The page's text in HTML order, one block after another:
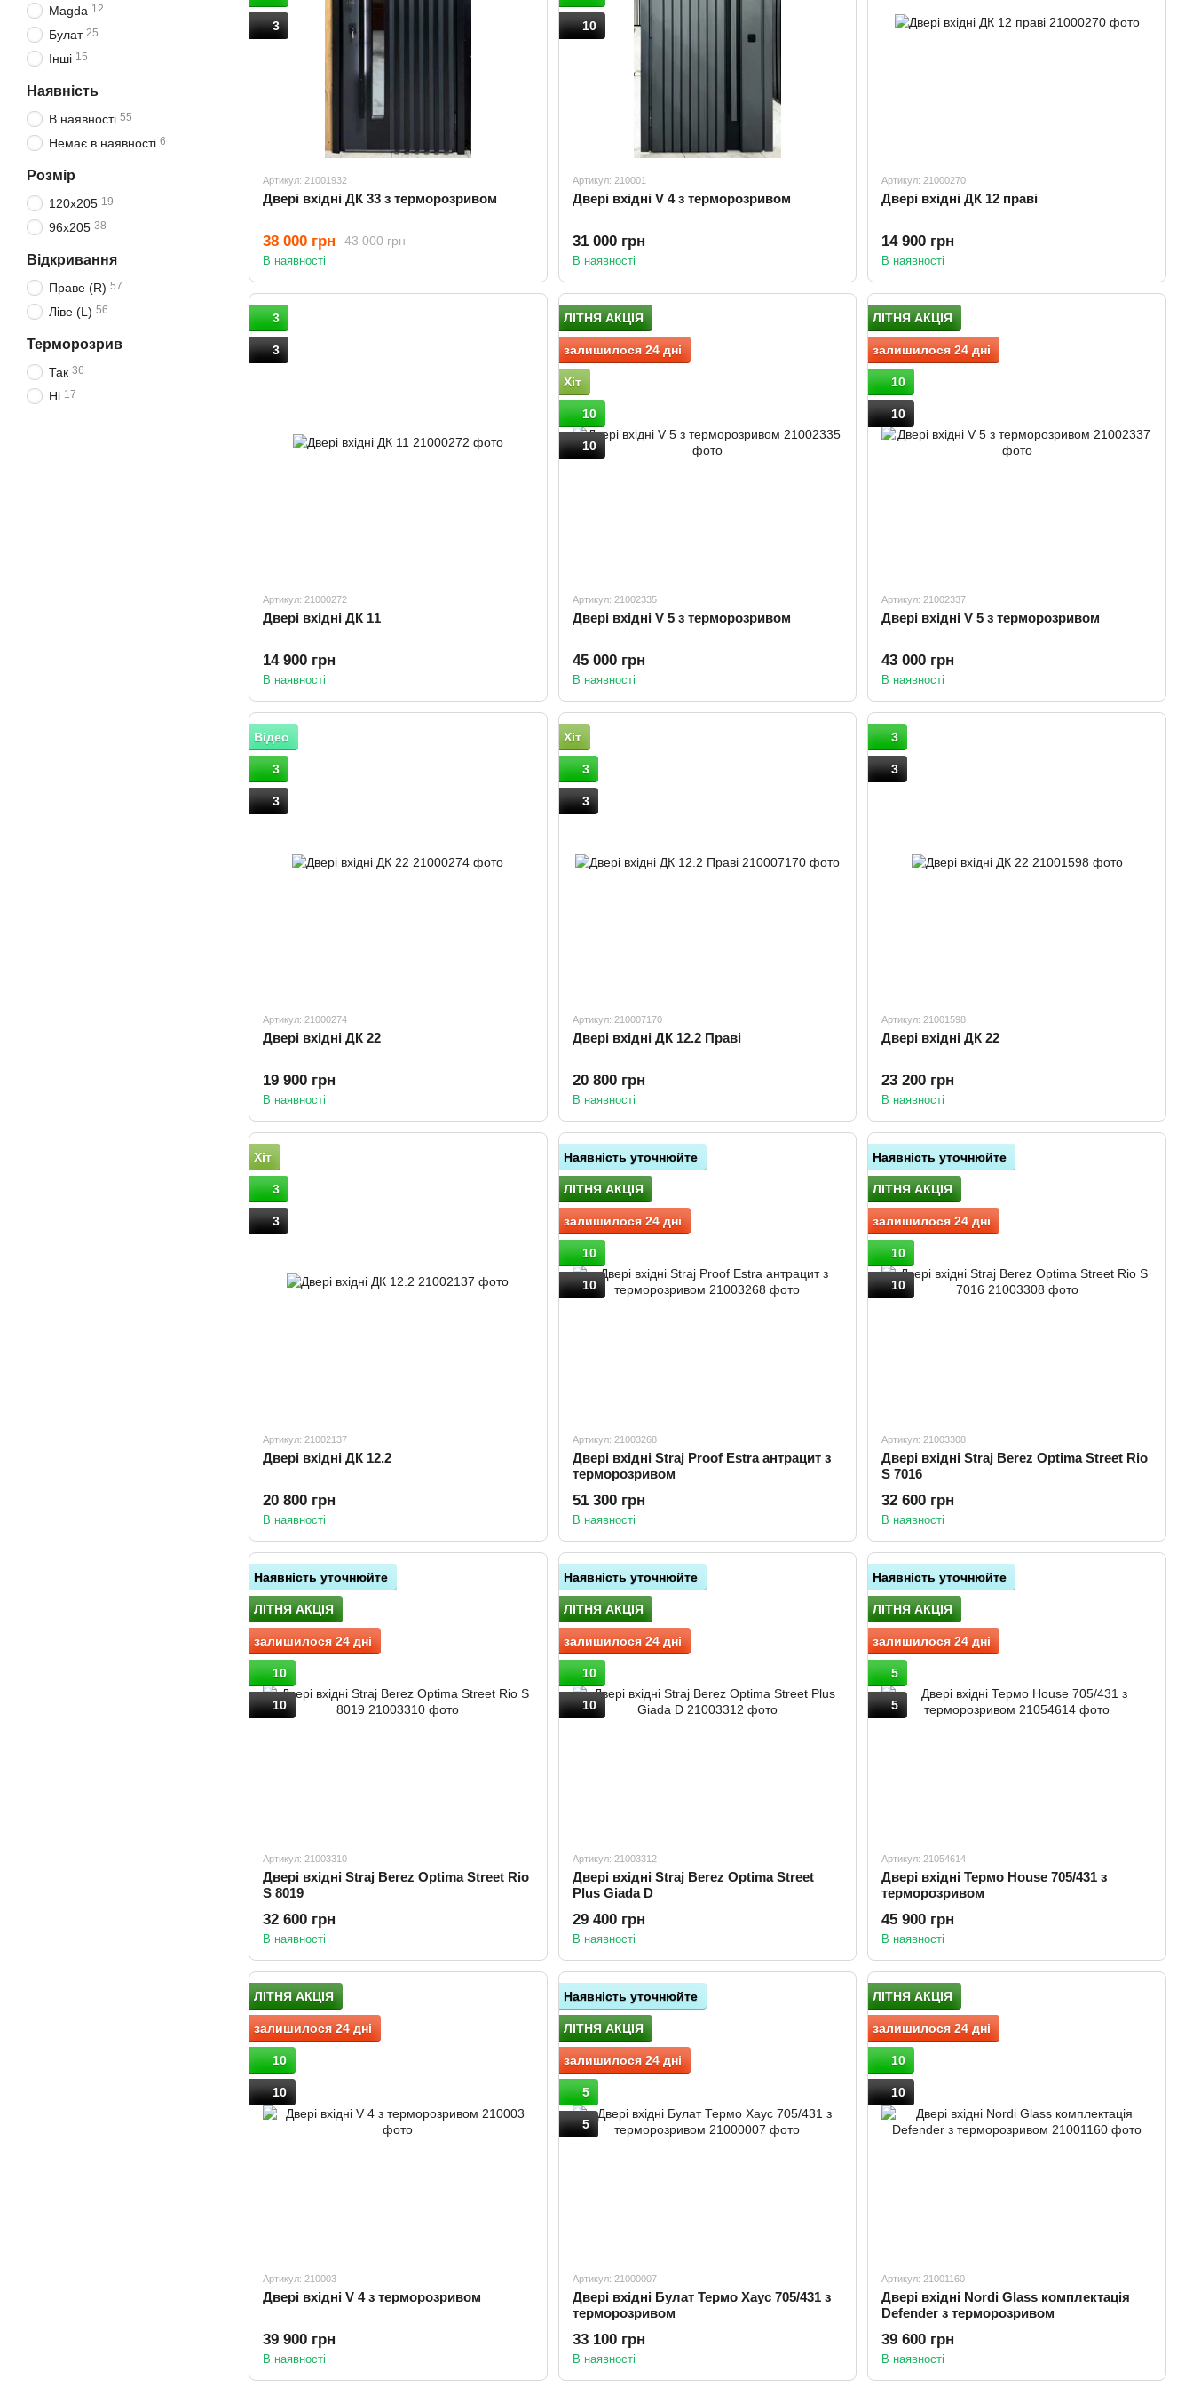
3
Артикул: 21001932
Двері вхідні ДК 33 з терморозривом
43 000 грн
38 000 грн
В наявності
10
Артикул: 210001
Двері вхідні V 4 з терморозривом
31 000 грн
В наявності
Артикул: 21000270
Двері вхідні ДК 12 праві
14 900 грн
В наявності
3
3
Артикул: 21000272
Двері вхідні ДК 11
14 900 грн
В наявності
ЛІТНЯ АКЦІЯ
залишилося 24 дні
Хіт
10
10
Артикул: 21002335
Двері вхідні V 5 з терморозривом
45 000 грн
В наявності
ЛІТНЯ АКЦІЯ
залишилося 24 дні
10
10
Артикул: 21002337
Двері вхідні V 5 з терморозривом
43 000 грн
В наявності
Відео
3
3
Артикул: 21000274
Двері вхідні ДК 22
19 900 грн
В наявності
Хіт
3
3
Артикул: 210007170
Двері вхідні ДК 12.2 Праві
20 800 грн
В наявності
3
3
Артикул: 21001598
Двері вхідні ДК 22
23 200 грн
В наявності
Хіт
3
3
Артикул: 21002137
Двері вхідні ДК 12.2
20 800 грн
В наявності
Наявність уточнюйте
ЛІТНЯ АКЦІЯ
залишилося 24 дні
10
10
Артикул: 21003268
Двері вхідні Straj Proof Estra антрацит з
терморозривом
51 300 грн
В наявності
Наявність уточнюйте
ЛІТНЯ АКЦІЯ
залишилося 24 дні
10
10
Артикул: 21003308
Двері вхідні Straj Berez Optima Street Rio
S 7016
32 600 грн
В наявності
Наявність уточнюйте
ЛІТНЯ АКЦІЯ
залишилося 24 дні
10
10
Артикул: 21003310
Двері вхідні Straj Berez Optima Street Rio
S 8019
32 600 грн
В наявності
Наявність уточнюйте
ЛІТНЯ АКЦІЯ
залишилося 24 дні
10
10
Артикул: 21003312
Двері вхідні Straj Berez Optima Street
Plus Giada D
29 400 грн
В наявності
Наявність уточнюйте
ЛІТНЯ АКЦІЯ
залишилося 24 дні
5
5
Артикул: 21054614
Двері вхідні Термо House 705/431 з
терморозривом
45 900 грн
В наявності
ЛІТНЯ АКЦІЯ
залишилося 24 дні
10
10
Артикул: 210003
Двері вхідні V 4 з терморозривом
39 900 грн
В наявності
Наявність уточнюйте
ЛІТНЯ АКЦІЯ
залишилося 24 дні
5
5
Артикул: 21000007
Двері вхідні Булат Термо Хаус 705/431 з
терморозривом
33 100 грн
В наявності
ЛІТНЯ АКЦІЯ
залишилося 24 дні
10
10
Артикул: 21001160
Двері вхідні Nordi Glass комплектація
Defender з терморозривом
39 600 грн
В наявності
Magda 12
Булат 25
Інші 15
Наявність
В наявності 55
Немає в наявності 6
Розмір
120х205 19
96х205 38
Відкривання
Праве (R) 57
Ліве (L) 56
Терморозрив
Так 36
Ні 17